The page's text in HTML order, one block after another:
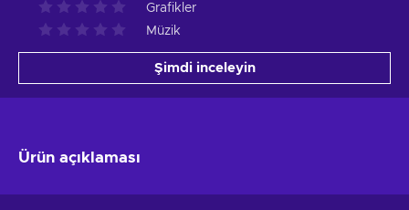
Grafikler
Müzik
Şimdi inceleyin
Ürün açıklaması